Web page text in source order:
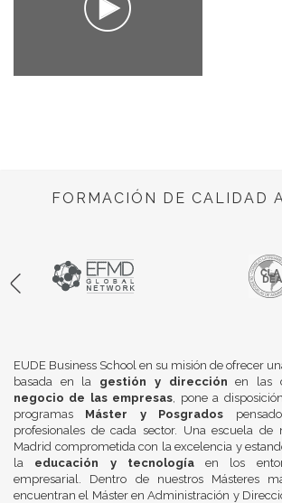
FORMACIÓN DE CALIDAD
EUDE Business School en su misión de ofrecer
basada en la gestión y dirección en las
negocio de las empresas , pone a
programas Máster y Posgrados
profesionales de cada sector. Una escuela de
Madrid comprometida con la excelencia y
la educación y tecnologíaen los
empresarial. Dentro de nuestros Másteres
encuentran el Máster en Administración y